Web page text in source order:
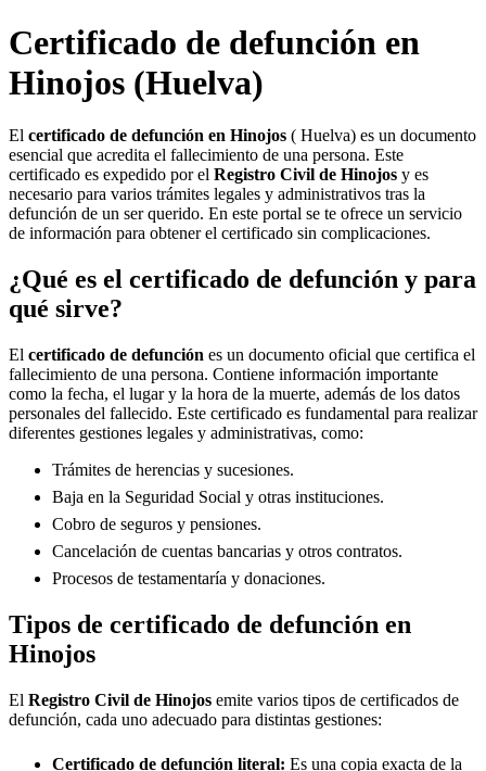
Certificado de defunción en
Hinojos (Huelva)
El certificado de defunción en Hinojos ( Huelva) es un documento
esencial que acredita el fallecimiento de una persona. Este
certificado es expedido por el Registro Civil de Hinojos y es
necesario para varios trámites legales y administrativos tras la
defunción de un ser querido. En este portal se te ofrece un servicio
de información para obtener el certificado sin complicaciones.
¿Qué es el certificado de defunción y para
qué sirve?
El certificado de defunción es un documento oficial que certifica el
fallecimiento de una persona. Contiene información importante
como la fecha, el lugar y la hora de la muerte, además de los datos
personales del fallecido. Este certificado es fundamental para realizar
diferentes gestiones legales y administrativas, como:
Trámites de herencias y sucesiones.
Baja en la Seguridad Social y otras instituciones.
Cobro de seguros y pensiones.
Cancelación de cuentas bancarias y otros contratos.
Procesos de testamentaría y donaciones.
Tipos de certificado de defunción en
Hinojos
El Registro Civil de Hinojos emite varios tipos de certificados de
defunción, cada uno adecuado para distintas gestiones:
Certificado de defunción literal: Es una copia exacta de la